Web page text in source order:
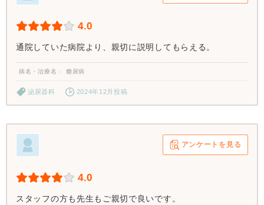
4.0
通院していた病院より、親切に説明してもらえる。
病名・治療名 糖尿病
泌尿器科 2024年12月投稿
アンケートを見る
4.0
スタッフの方も先生もご親切で良いです。